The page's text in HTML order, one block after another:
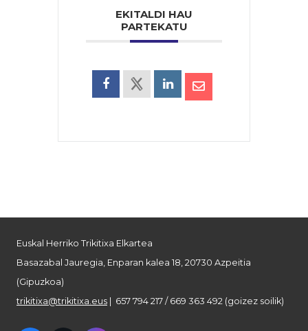
EKITALDI HAU
PARTEKATU
Euskal Herriko Trikitixa Elkartea
Basazabal Jauregia, Enparan kalea 18, 20730 Azpeitia
(Gipuzkoa)
trikitixa@trikitixa.eus | 657 794 217 / 669 363 492 (goizez soilik)